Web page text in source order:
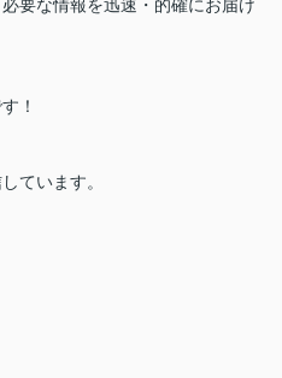
要な情報を迅速・的確にお届け
！
ています。